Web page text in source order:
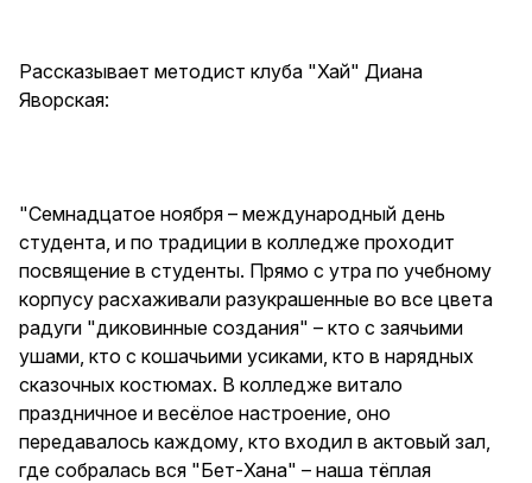
Рассказывает методист клуба "Хай" Диана
Яворская:
"Семнадцатое ноября – международный день
студента, и по традиции в колледже проходит
посвящение в студенты. Прямо с утра по учебному
корпусу расхаживали разукрашенные во все цвета
радуги "диковинные создания" – кто с заячьими
ушами, кто с кошачьими усиками, кто в нарядных
сказочных костюмах. В колледже витало
праздничное и весёлое настроение, оно
передавалось каждому, кто входил в актовый зал,
где собралась вся "Бет-Хана" – наша тёплая